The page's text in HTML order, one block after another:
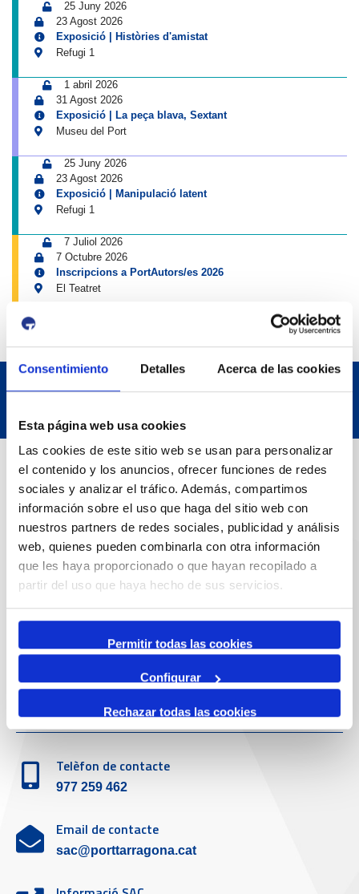
Consentimiento Detalles Acerca de las cookies
Esta página web usa cookies
Las cookies de este sitio web se usan para personalizar
el contenido y los anuncios, ofrecer funciones de redes
sociales y analizar el tráfico. Además, compartimos
información sobre el uso que haga del sitio web con
nuestros partners de redes sociales, publicidad y análisis
web, quienes pueden combinarla con otra información
que les haya proporcionado o que hayan recopilado a
partir del uso que haya hecho de sus servicios.
Permitir todas las cookies
Configurar
Rechazar todas las cookies
25 Juny 2026
23 Agost 2026
Exposició | Històries d'amistat
Refugi 1
1 abril 2026
31 Agost 2026
Exposició | La peça blava, Sextant
Museu del Port
25 Juny 2026
23 Agost 2026
Exposició | Manipulació latent
Refugi 1
7 Juliol 2026
7 Octubre 2026
Inscripcions a PortAutors/es 2026
El Teatret
Dades de Contacte
Adreça
Passeig de l'Escullera s/n, 43004 Tarragona
Telèfon de contacte
Emergències
Servei d'atenció al client
Telèfon de contacte
977 259 462
Email de contacte
sac@porttarragona.cat